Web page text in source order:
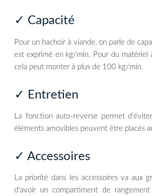
✓ Capacité
Pour un hachoir à viande, on parle de
est exprimé en kg/min. Pour du matériel
cela peut monter à plus de 100 kg/min.
✓ Entretien
La fonction auto-reverse permet
éléments amovibles peuvent être placés
✓ Accessoires
La priorité dans les accessoires va aux
d’avoir un compartiment de